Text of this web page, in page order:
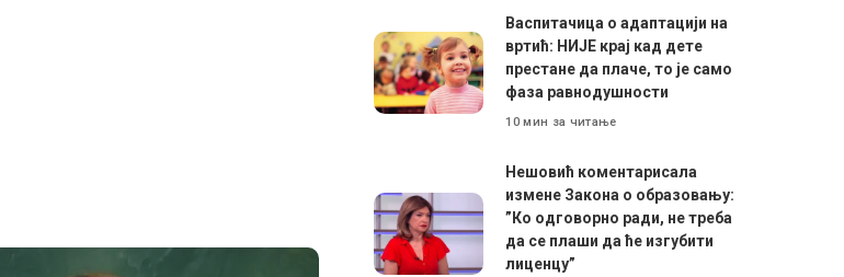
Васпитачица о адаптацији на
вртић: НИЈЕ крај кад дете
престане да плаче, то је само
фаза равнодушности
10 мин за читање
Нешовић коментарисала
измене Закона о образовању:
”Ко одговорно ради, не треба
да се плаши да ће изгубити
лиценцу”